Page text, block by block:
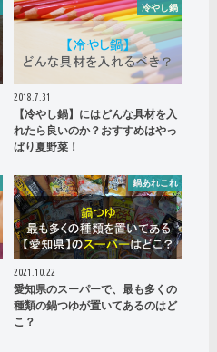
冷やし鍋
2018.7.31
【冷やし鍋】にはどんな具材を入
れたら良いのか？おすすめはやっ
ぱり夏野菜！
鍋あれこれ
2021.10.22
愛知県のスーパーで、最も多くの
種類の鍋つゆが置いてあるのはど
こ？